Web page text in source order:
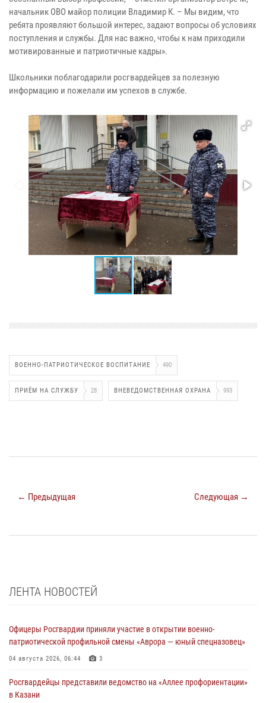
начальник ОВО майор полиции Владимир К. – Мы видим, что
ребята проявляют большой интерес, задают вопросы об условиях
поступления и службы. Для нас важно, чтобы к нам приходили
мотивированные и патриотичные кадры».
Школьники поблагодарили росгвардейцев за полезную
информацию и пожелали им успехов в службе.
ВОЕННО-ПАТРИОТИЧЕСКОЕ ВОСПИТАНИЕ 490
ПРИЁМ НА СЛУЖБУ 28 ВНЕВЕДОМСТВЕННАЯ ОХРАНА 993
← Предыдущая Следующая →
ЛЕНТА НОВОСТЕЙ
Офицеры Росгвардии приняли участие в открытии военно-
патриотической профильной смены «Аврора — юный спецназовец»
04 августа 2026, 06:44 3
Росгвардейцы представили ведомство на «Аллее профориентации»
в Казани